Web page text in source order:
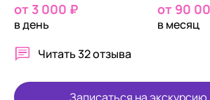
от 3 000 ₽
в день
от 90
в месяц
Читать32 отзыва